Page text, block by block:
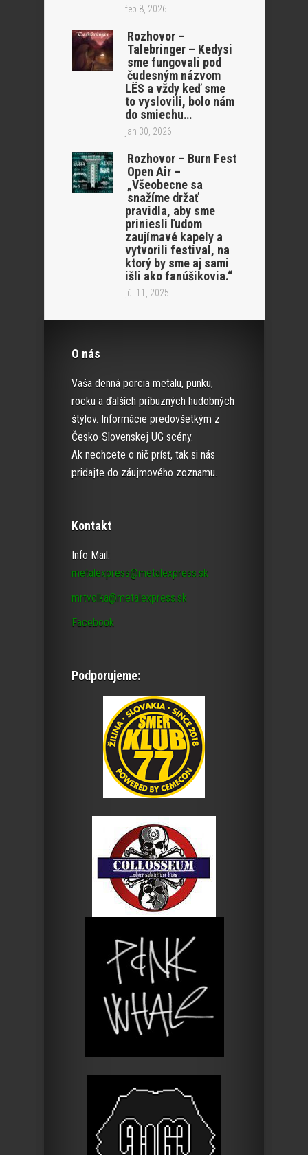
feb 8, 2026
Rozhovor –
Talebringer – Kedysi
sme fungovali pod
čudesným názvom
LËS a vždy keď sme
to vyslovili, bolo nám
do smiechu…
jan 30, 2026
Rozhovor – Burn Fest
Open Air –
„Všeobecne sa
snažíme držať
pravidla, aby sme
priniesli ľudom
zaujímavé kapely a
vytvorili festival, na
ktorý by sme aj sami
išli ako fanúšikovia.“
júl 11, 2025
O nás
Vaša denná porcia metalu, punku,
rocku a ďalších príbuzných hudobných
štýlov. Informácie predovšetkým z
Česko-Slovenskej UG scény.
Ak nechcete o nič prísť, tak si nás
pridajte do záujmového zoznamu.
Kontakt
Info Mail:
metalexpress@metalexpress.sk
mrtvolka@metalexpress.sk
Facebook
Podporujeme: